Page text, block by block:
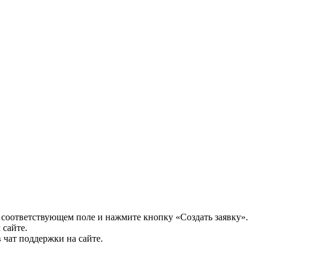
поле и нажмите кнопку «Создать заявку».
поддержки на сайте.